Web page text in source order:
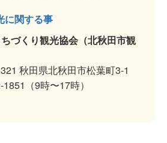
に関する事
づくり観光協会（北秋田市観
秋田県北秋田市松葉町3-1
（9時〜17時）